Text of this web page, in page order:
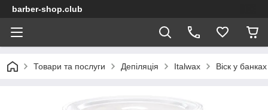
barber-shop.club
Товари та послуги Депіляція Italwax Віск у